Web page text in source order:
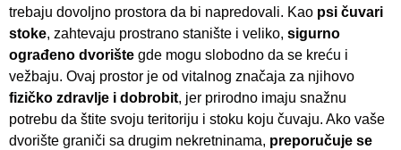
trebaju dovoljno prostora da bi napredovali. Kao psi čuvari
stoke, zahtevaju prostrano stanište i veliko, sigurno
ograđeno dvorište gde mogu slobodno da se kreću i
vežbaju. Ovaj prostor je od vitalnog značaja za njihovo
fizičko zdravlje i dobrobit, jer prirodno imaju snažnu
potrebu da štite svoju teritoriju i stoku koju čuvaju. Ako vaše
dvorište graniči sa drugim nekretninama, preporučuje se